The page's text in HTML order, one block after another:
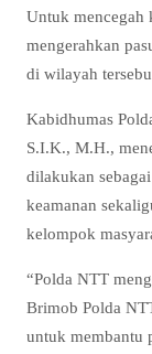
Untuk mencegah
mengerahkan
di wilayah
Kabidhumas
S.I.K., M.H.,
dilakukan
keamanan
kelompok
“Polda NTT
Brimob Polda
untuk membantu